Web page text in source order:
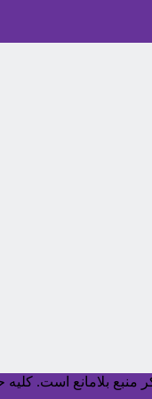
منبع بلامانع است.